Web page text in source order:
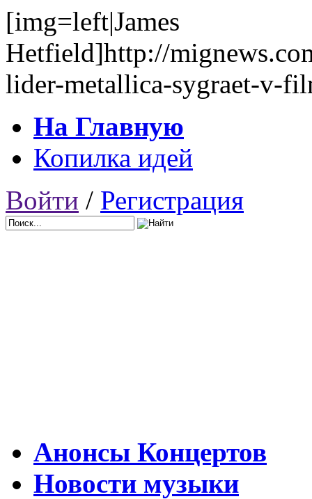
[img=left|James
Hetfield]http://
lider-metallica-sygraet-v-
На Главную
Копилка идей
Войти / Регистрация
Анонсы Концертов
Новости музыки